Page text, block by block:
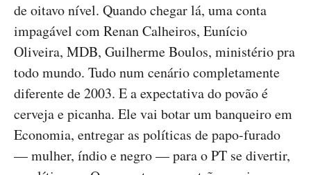
de oitavo nível. Quando chegar lá, uma conta
impagável com Renan Calheiros, Eunício
Oliveira, MDB, Guilherme Boulos, ministério pra
todo mundo. Tudo num cenário completamente
diferente de 2003. E a expectativa do povão é
cerveja e picanha. Ele vai botar um banqueiro em
Economia, entregar as políticas de papo-furado
— mulher, índio e negro — para o PT se divertir,